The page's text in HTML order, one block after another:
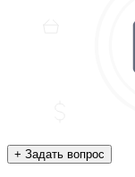
+ Задать вопрос